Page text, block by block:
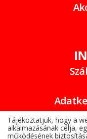
Online
Tájékoztatjuk, hogy a
alkalmazásának célja,
működésének